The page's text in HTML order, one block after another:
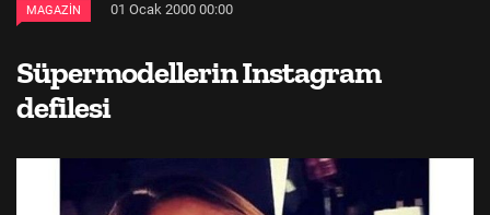
MAGAZIN 01 Ocak 2000 00:00
Süpermodellerin Instagram
defilesi